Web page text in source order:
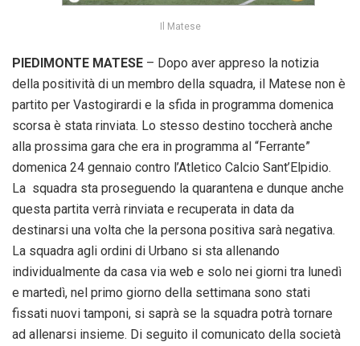
Il Matese
PIEDIMONTE MATESE – Dopo aver appreso la notizia
della positività di un membro della squadra, il Matese non è
partito per Vastogirardi e la sfida in programma domenica
scorsa è stata rinviata. Lo stesso destino toccherà anche
alla prossima gara che era in programma al “Ferrante”
domenica 24 gennaio contro l’Atletico Calcio Sant’Elpidio.
La squadra sta proseguendo la quarantena e dunque anche
questa partita verrà rinviata e recuperata in data da
destinarsi una volta che la persona positiva sarà negativa.
La squadra agli ordini di Urbano si sta allenando
individualmente da casa via web e solo nei giorni tra lunedì
e martedì, nel primo giorno della settimana sono stati
fissati nuovi tamponi, si saprà se la squadra potrà tornare
ad allenarsi insieme. Di seguito il comunicato della società